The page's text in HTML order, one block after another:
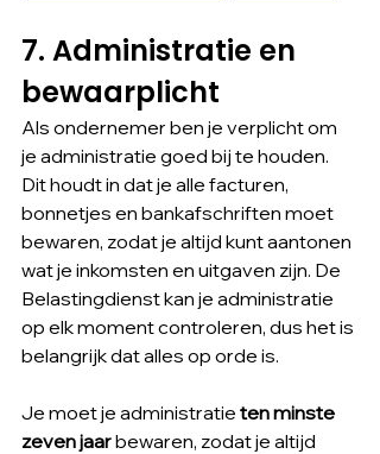
7. Administratie en
bewaarplicht
Als ondernemer ben je verplicht om
je administratie goed bij te houden.
Dit houdt in dat je alle facturen,
bonnetjes en bankafschriften moet
bewaren, zodat je altijd kunt aantonen
wat je inkomsten en uitgaven zijn. De
Belastingdienst kan je administratie
op elk moment controleren, dus het is
belangrijk dat alles op orde is.
Je moet je administratie ten minste
zeven jaar bewaren, zodat je altijd